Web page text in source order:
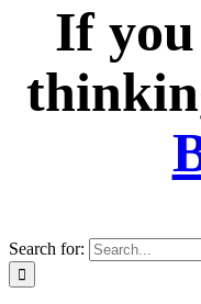
If
Search for: